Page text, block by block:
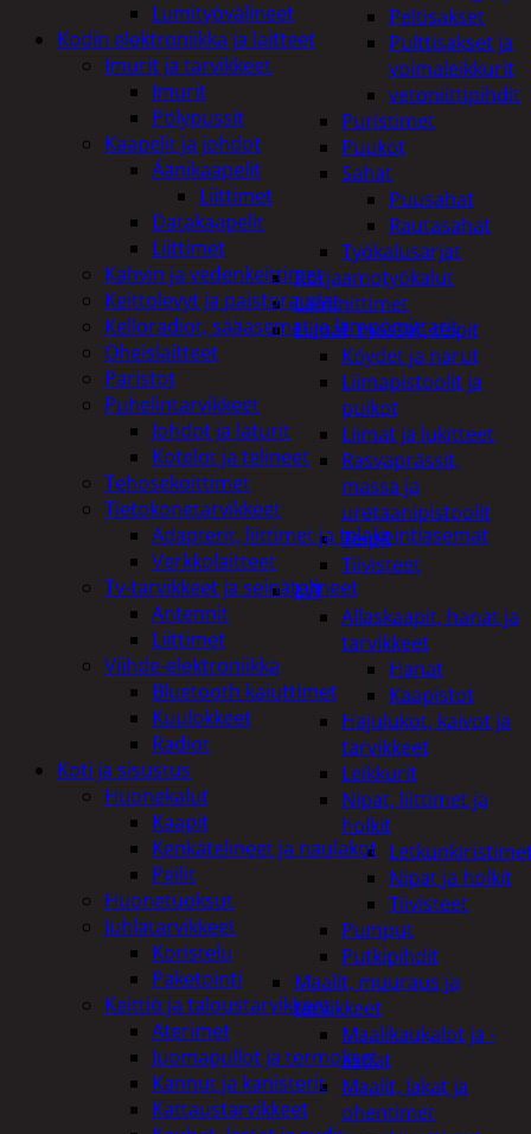
Peltisakset
Pulttisakset ja
voimaleikkurit
vetoniittipihdit
Puristimet
Puukot
Sahat
Puusahat
Rautasahat
Työkalusarjat
Korjaamotyökalut
Lämmittimet
Liimat, massat, teipit
Köydet ja narut
Liimapistoolit ja
puikot
Liimat ja lukitteet
Rasvaprässit,
massa ja
uretaanipistoolit
Teipit
Tiivisteet
LVI
Allaskaapit, hanat ja
tarvikkeet
Hanat
Kaapistot
Hajulukot, kaivot ja
tarvikkeet
Leikkurit
Nipat, liittimet ja
holkit
Nipat ja holkit
Tiivisteet
Pumput
Putkipihdit
Maalit, muuraus ja
tarvikkeet
Maalikaukalot ja -
astiat
Maalit, lakat ja
ohentimet
Lumityövälineet
Kodin elektroniikka ja laitteet
Imurit ja tarvikkeet
Imurit
Pölypussit
Kaapelit ja johdot
Äänikaapelit
Liittimet
Datakaapelit
Liittimet
Kahvin ja vedenkeittimet
Keittolevyt ja paistoraudat
Kelloradiot, sääasemat ja lämpömittarit
Oheislaitteet
Paristot
Puhelintarvikkeet
Johdot ja laturit
Kotelot ja telineet
Tehosekoittimet
Tietokonetarvikkeet
Adapterit, liittimet ja telakointiasemat
Verkkolaitteet
Tv-tarvikkeet ja seinätelineet
Antennit
Liittimet
Viihde-elektroniikka
Bluetooth kaiuttimet
Kuulokkeet
Radiot
Koti ja sisustus
Huonekalut
Kaapit
Kenkätelineet ja naulakot
Peilit
Huonetuoksut
Juhlatarvikkeet
Koristelu
Paketointi
Keittiö ja taloustarvikkeet
Aterimet
Juomapullot ja termokset
Kannut ja kanisterit
Kattaustarvikkeet